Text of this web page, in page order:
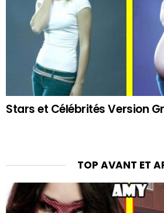
Stars et Célébrités Version
TOP AVANT ET